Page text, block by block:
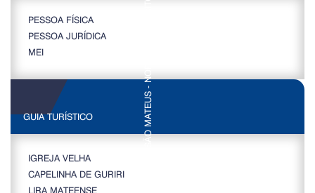
PESSOA FÍSICA
PESSOA JURÍDICA
MEI
GUIA TURÍSTICO
IGREJA VELHA
CAPELINHA DE GURIRI
LIRA MATEENSE